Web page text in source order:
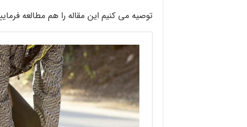
توصیه می کنیم این مقاله را هم مطالعه